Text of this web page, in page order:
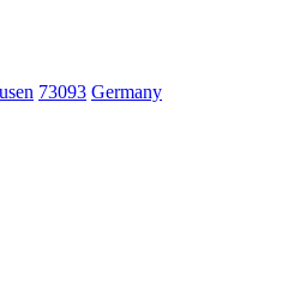
73093 Germany